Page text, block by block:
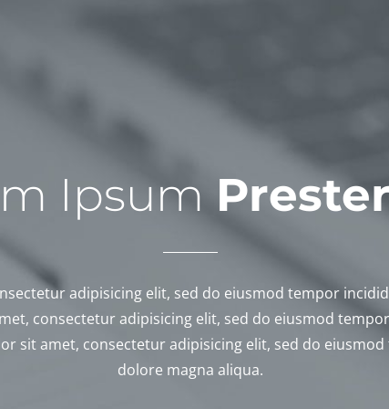
Ipsum
adipi­si­cing elit, sed do eius­mod tempor
consec­te­tur adipi­si­cing elit, sed do eius­mod
sit amet, consec­te­tur adipi­si­cing elit, sed do
dolore magna aliqua.